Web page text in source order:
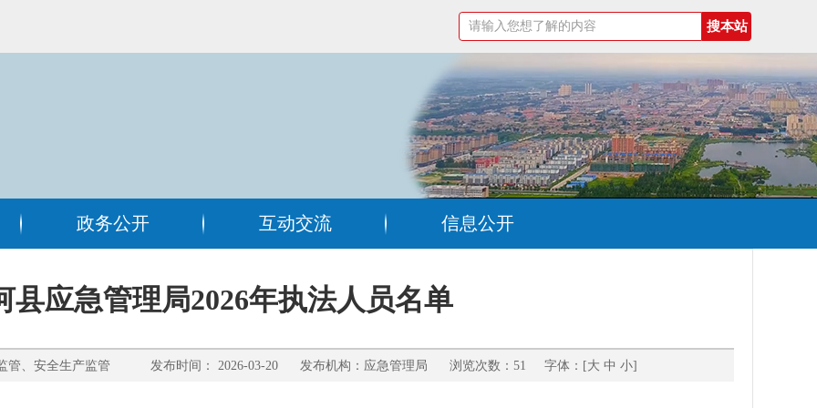
政务公开 互动交流 信息公开
县应急管理局2026年执法人员名单
监管、安全生产监管 发布时间： 2026-03-20 发布机构：应急管理局 浏览次数：51 字体：[大 中 小]